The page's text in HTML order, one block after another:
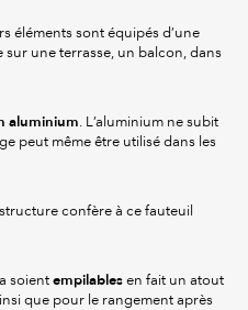
éléments sont équipés d’une
une terrasse, un balcon, dans
aluminium. L’aluminium ne subit
peut même être utilisé dans les
confère à ce fauteuil
soientempilables en fait un atout
que pour le rangement après